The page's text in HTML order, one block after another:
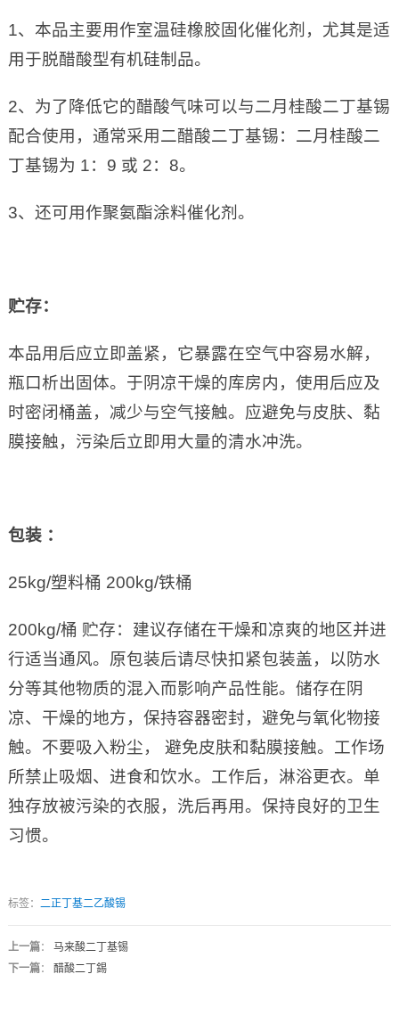
1、本品主要用作室温硅橡胶固化催化剂，尤其是适
用于脱醋酸型有机硅制品。
2、为了降低它的醋酸气味可以与二月桂酸二丁基锡
配合使用，通常采用二醋酸二丁基锡：二月桂酸二
丁基锡为 1：9 或 2：8。
3、还可用作聚氨酯涂料催化剂。
贮存：
本品用后应立即盖紧，它暴露在空气中容易水解，
瓶口析出固体。于阴凉干燥的库房内，使用后应及
时密闭桶盖，减少与空气接触。应避免与皮肤、黏
膜接触，污染后立即用大量的清水冲洗。
包装 ：
25kg/塑料桶 200kg/铁桶
200kg/桶 贮存：建议存储在干燥和凉爽的地区并进
行适当通风。原包装后请尽快扣紧包装盖，以防水
分等其他物质的混入而影响产品性能。储存在阴
凉、干燥的地方，保持容器密封，避免与氧化物接
触。不要吸入粉尘， 避免皮肤和黏膜接触。工作场
所禁止吸烟、进食和饮水。工作后，淋浴更衣。单
独存放被污染的衣服，洗后再用。保持良好的卫生
习惯。
标签： 二正丁基二乙酸锡
上一篇： 马来酸二丁基锡
下一篇： 醋酸二丁錫